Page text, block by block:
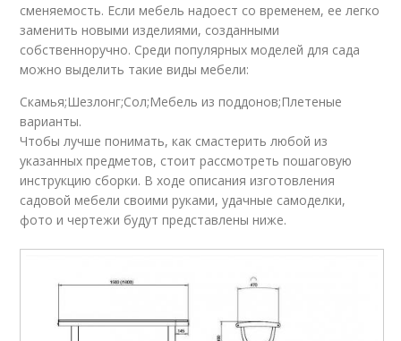
сменяемость. Если мебель надоест со временем, ее легко
заменить новыми изделиями, созданными
собственноручно. Среди популярных моделей для сада
можно выделить такие виды мебели:
Скамья;Шезлонг;Сол;Мебель из поддонов;Плетеные
варианты.
Чтобы лучше понимать, как смастерить любой из
указанных предметов, стоит рассмотреть пошаговую
инструкцию сборки. В ходе описания изготовления
садовой мебели своими руками, удачные самоделки,
фото и чертежи будут представлены ниже.